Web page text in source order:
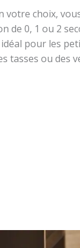
choix,
de 0, 1 ou 2
pour les
tasses ou des